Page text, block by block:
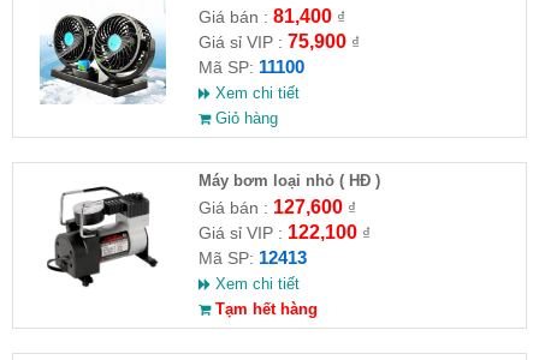
HĐ )
Giá bán : 81,400₫
Giá sỉ VIP : 75,900₫
Mã SP: 11100
Xem chi tiết
Giỏ hàng
Máy bơm loại nhỏ ( HĐ )
Giá bán : 127,600₫
Giá sỉ VIP : 122,100₫
Mã SP: 12413
Xem chi tiết
Tạm hết hàng